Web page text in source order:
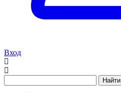
Вход
Найти